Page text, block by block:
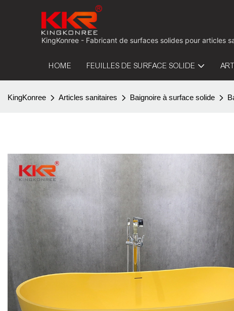
KingKonree - Fabricant de surfaces solides pour articles
HOME FEUILLES DE SURFACE SOLIDE
KingKonree Articles sanitaires Baignoire à surface solide